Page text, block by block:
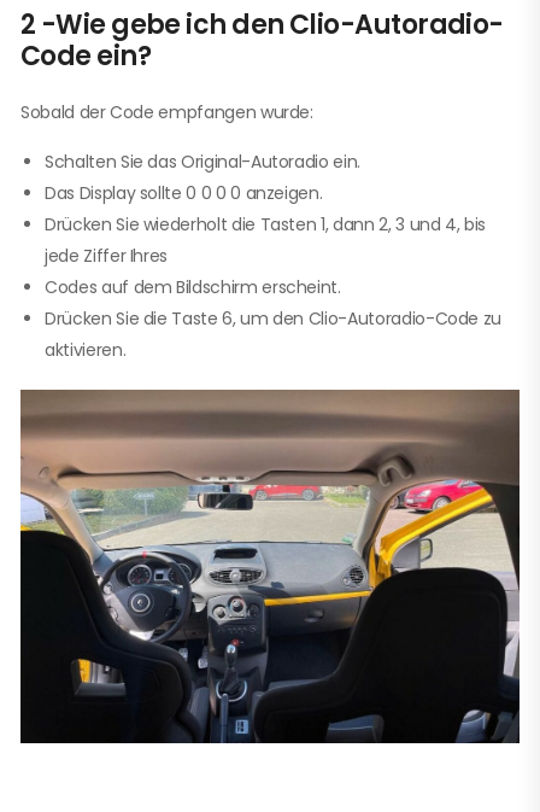
2 -Wie gebe ich den Clio-Autoradio-
Code ein?
Sobald der Code empfangen wurde:
Schalten Sie das Original-Autoradio ein.
Das Display sollte 0 0 0 0 anzeigen.
Drücken Sie wiederholt die Tasten 1, dann 2, 3 und 4, bis
jede Ziffer Ihres
Codes auf dem Bildschirm erscheint.
Drücken Sie die Taste 6, um den Clio-Autoradio-Code zu
aktivieren.